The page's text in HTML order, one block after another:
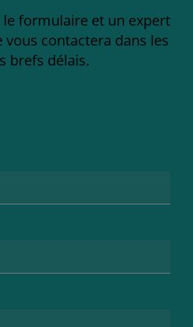
formulaire et un expert
vous contactera dans les
brefs délais.